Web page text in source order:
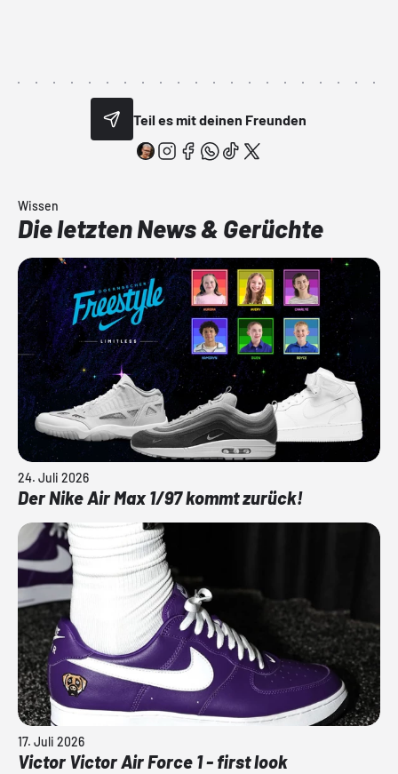
Teil es mit deinen Freunden
Wissen
Die letzten News & Gerüchte
24. Juli 2026
Der Nike Air Max 1/97 kommt zurück!
17. Juli 2026
Victor Victor Air Force 1 - first look